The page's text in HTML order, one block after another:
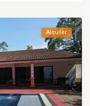
Alquiler